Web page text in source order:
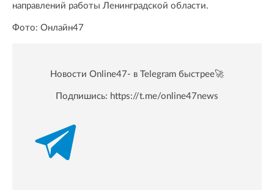
направлений работы Ленинградской области.
Фото: Онлайн47
Новости Online47- в Telegram быстрее🚀
Подпишись: https://t.me/online47news